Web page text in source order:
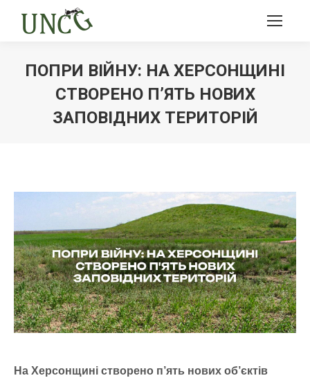
ПОПРИ ВІЙНУ: НА ХЕРСОНЩИНІ
СТВОРЕНО П’ЯТЬ НОВИХ
ЗАПОВІДНИХ ТЕРИТОРІЙ
На Херсонщині створено п’ять нових об’єктів